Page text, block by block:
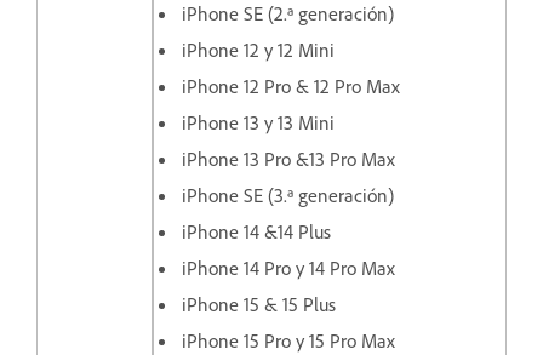
iPhone SE (2.ª generación)
iPhone 12 y 12 Mini
iPhone 12 Pro & 12 Pro Max
iPhone 13 y 13 Mini
iPhone 13 Pro &13 Pro Max
iPhone SE (3.ª generación)
iPhone 14 &14 Plus
iPhone 14 Pro y 14 Pro Max
iPhone 15 & 15 Plus
iPhone 15 Pro y 15 Pro Max